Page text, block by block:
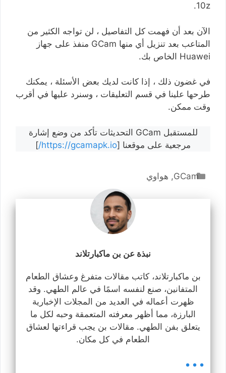
10z.
الآن بعد أن فهمت كل التفاصيل ، لن تواجه الكثير من
المتاعب بعد تنزيل أي منها GCam منفذ على جهاز
Huawei الخاص بك.
في غضون ذلك ، إذا كانت لديك بعض الأسئلة ، يمكنك
طرحها علينا في قسم التعليقات ، وسنرد عليها في أقرب
وقت ممكن.
للمستقبل GCam التحديثات تأكد من وضع إشارة
مرجعية على موقعنا [https://gcamapk.io/
]
التصنيفات
GCam
, هواوي
نبذة عن بن ماكبارتلاند
بن ماكبارتلاند، كاتب مقالات متفرغ وعشاق الطعام
المتفانين، صنع لنفسه اسمًا في عالم الطهي. وقد
ظهرت أعماله في العديد من المجلات الإخبارية
البارزة، مما أظهر معرفته المتعمقة وحبه لكل ما
يتعلق بفن الطهي. مقالات بن يجب قراءتها لعشاق
الطعام في كل مكان.
...